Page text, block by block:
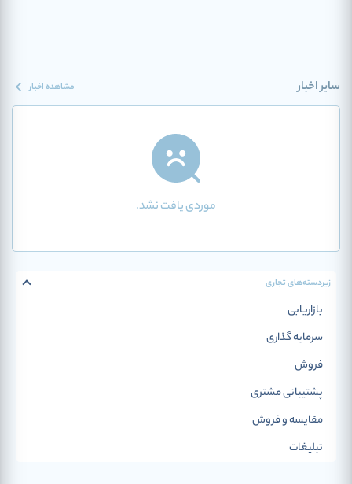
سایر اخبار مشاهده اخبار
موردی یافت نشد.
زیردسته‌‌های تجاری
بازاریابی
سرمایه گذاری
فروش
پشتیبانی مشتری
مقایسه و فروش
تبلیغات